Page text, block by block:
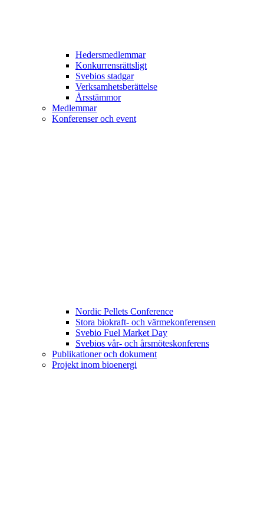
Hedersmedlemmar
Konkurrensrättsligt
Svebios stadgar
Verksamhetsberättelse
Årsstämmor
Medlemmar
Konferenser och event
Nordic Pellets Conference
Stora biokraft- och värmekonferensen
Svebio Fuel Market Day
Svebios vår- och årsmöteskonferens
Publikationer och dokument
Projekt inom bioenergi